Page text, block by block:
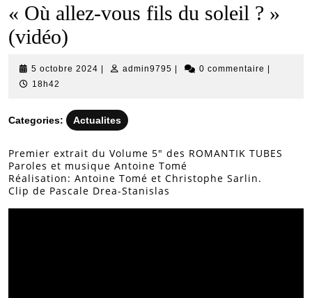
« Où allez-vous fils du soleil ? »
(vidéo)
5 octobre 2024 5| admin9795 admin9795
| 0 commentaire |
18h42
Categories: Actualites
Premier extrait du Volume 5″ des ROMANTIK TUBES
Paroles et musique Antoine Tomé
Réalisation: Antoine Tomé et Christophe Sarlin.
Clip de Pascale Drea-Stanislas